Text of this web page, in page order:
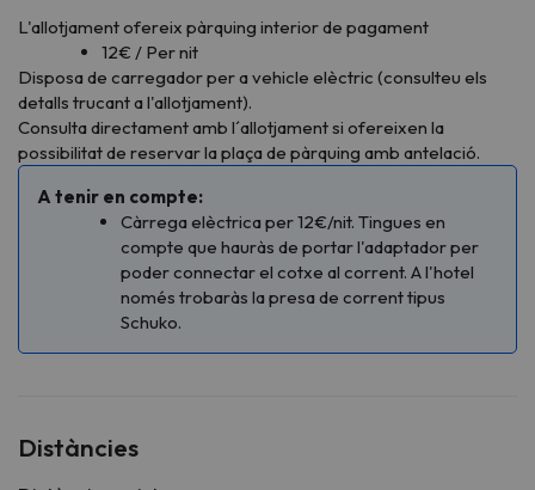
L'allotjament ofereix pàrquing interior de pagament
12€ / Per nit
Disposa de carregador per a vehicle elèctric (consulteu els
detalls trucant a l'allotjament).
Consulta directament amb l´allotjament si ofereixen la
possibilitat de reservar la plaça de pàrquing amb antelació.
A tenir en compte:
Càrrega elèctrica per 12€/nit. Tingues en
compte que hauràs de portar l'adaptador per
poder connectar el cotxe al corrent. A l'hotel
només trobaràs la presa de corrent tipus
Schuko.
Distàncies